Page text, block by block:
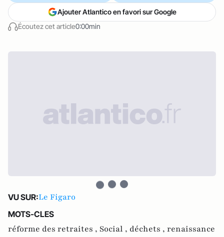
Écoutez cet article0:00min
Ajouter Atlantico en favori sur Google
VU SUR:Le Figaro
MOTS-CLES
réforme des retraites , Social , déchets , renaissance